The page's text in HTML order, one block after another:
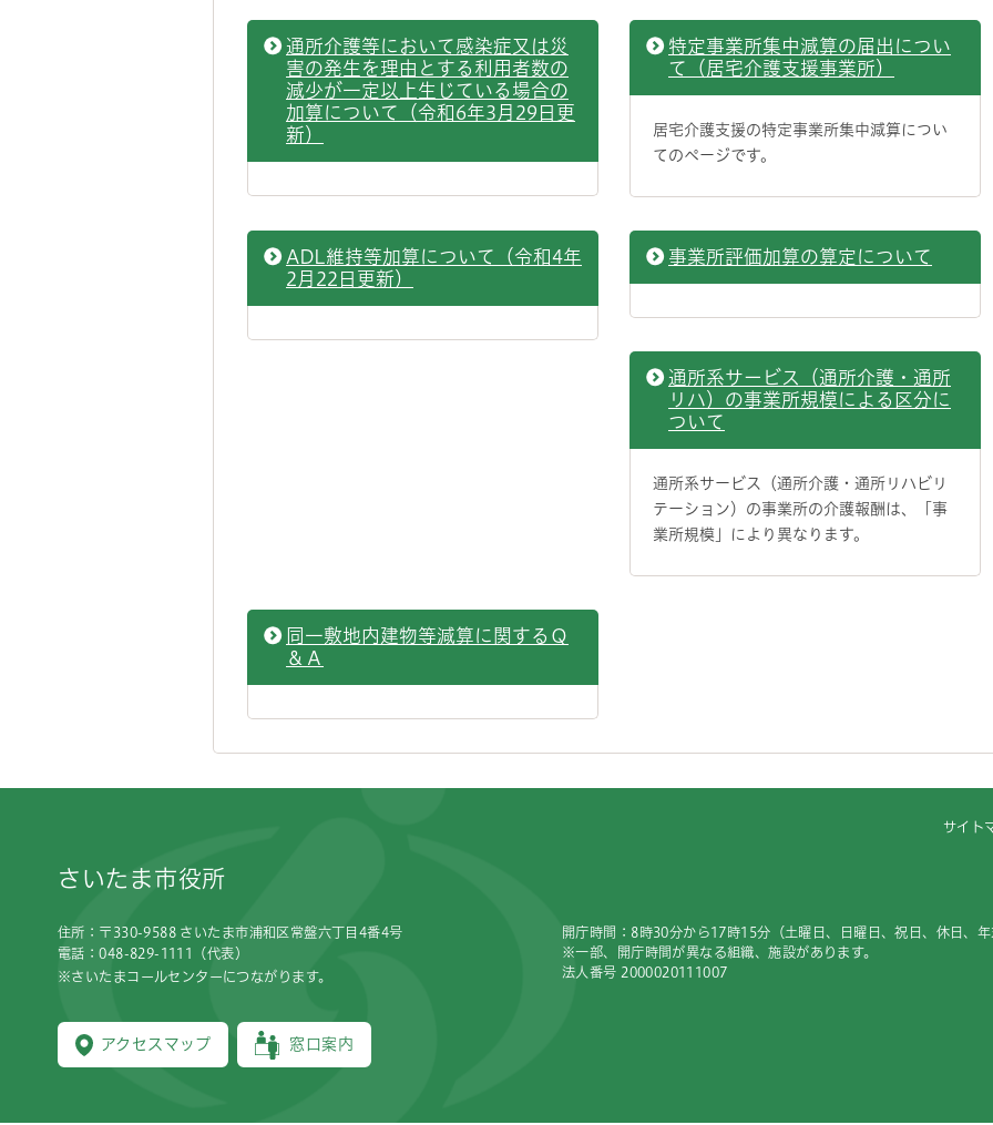
通所介護等において感染症又は災
害の発生を理由とする利用者数の
減少が一定以上生じている場合の
加算について（令和6年3月29日更
新）
特定事業所集中減算の届出につい
て（居宅介護支援事業所）
居宅介護支援の特定事業所集中減算につい
てのページです。
ADL維持等加算について（令和4年
2月22日更新）
事業所評価加算の算定について
通所系サービス（通所介護・通所
リハ）の事業所規模による区分に
ついて
通所系サービス（通所介護・通所リハビリ
テーション）の事業所の介護報酬は、「事
業所規模」により異なります。
同一敷地内建物等減算に関するＱ
＆Ａ
サイト
さいたま市役所
住所：〒330-9588 さいたま市浦和区常盤六丁目4番4号
電話：048-829-1111（代表）
※さいたまコールセンターにつながります。
アクセスマップ 窓口案内
開庁時間：8時30分から17時15分（土曜日、日曜日、祝日、休日、
※一部、開庁時間が異なる組織、施設があります。
法人番号 2000020111007